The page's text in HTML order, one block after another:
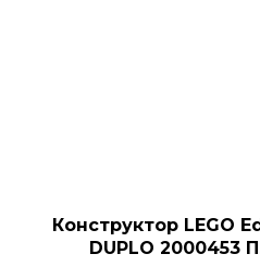
Конструктор LEGO
DUPLO 2000453